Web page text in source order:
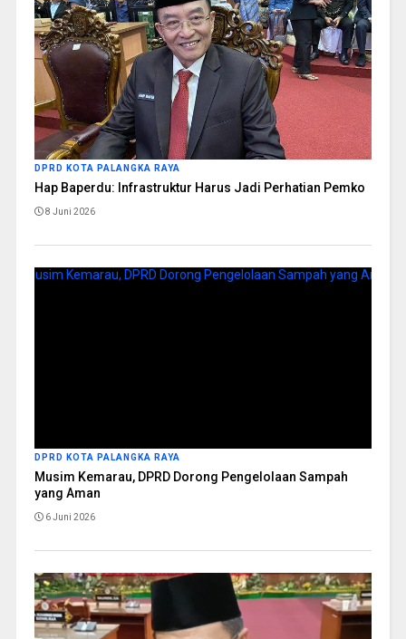
DPRD KOTA PALANGKA RAYA
Hap Baperdu: Infrastruktur Harus Jadi Perhatian Pemko
8 Juni 2026
DPRD KOTA PALANGKA RAYA
Musim Kemarau, DPRD Dorong Pengelolaan Sampah
yang Aman
6 Juni 2026